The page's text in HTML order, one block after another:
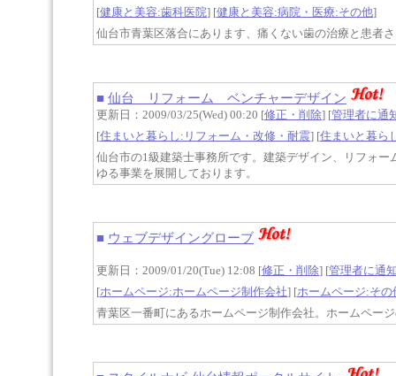
[健康と美容:歯科医院] [健康と美容:病院・医療:その他]
仙台市青葉区落合にあります、痛くない歯の治療と患者
■ 仙台 リフォーム ベンチャーデザイン
更新日：2009/03/25(Wed) 00:20 [修正・削除] [管理者に通
[住まいと暮らし:リフォーム・改修・耐震] [住まいと暮ら
仙台市の1級建築士事務所です。建築デザイン、リフォ
ゆる事業を展開しております。
■ ウェブデザイングローブ
更新日：2009/01/20(Tue) 12:08 [修正・削除] [管理者に通
[ホームページ:ホームページ制作会社] [ホームページ:その
青葉区一番町にあるホームページ制作会社。ホームペー